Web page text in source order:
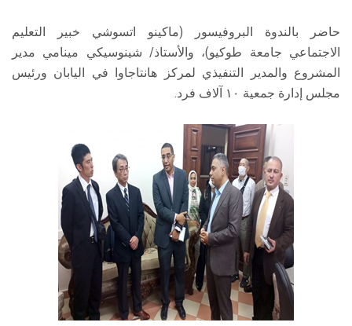
حاضر بالندوة البروفيسور (ماكينو اتسوشي خبير التعليم
الاجتماعي جامعة طوكيو)، والأستاذ/ شينوسيكي مينامي مدير
المشروع والمدير التنفيذي لمركز هانتاجاوا في اليابان ورئيس
مجلس إدارة جمعية ١٠ آلاف فرد.